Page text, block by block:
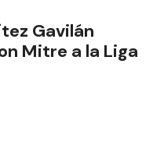
Gavilán
Mitre a la Liga